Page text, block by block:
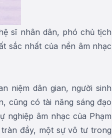
sĩ nhân dân, phó chủ tịch
sắc nhất của nền âm nhạc
niệm dân gian, người sinh
cũng có tài năng sáng đạo
nghiệp âm nhạc của Phạm
đầy, một sự vô tư trong